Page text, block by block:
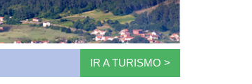
IR A TURISMO >